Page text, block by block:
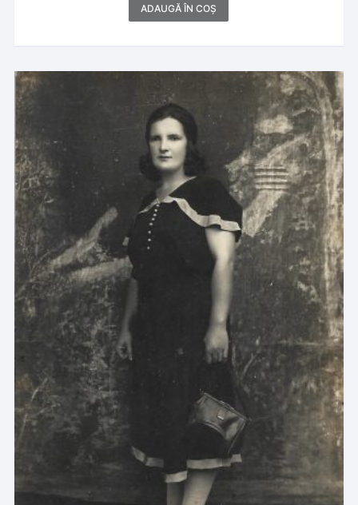
ADAUGĂ ÎN COȘ